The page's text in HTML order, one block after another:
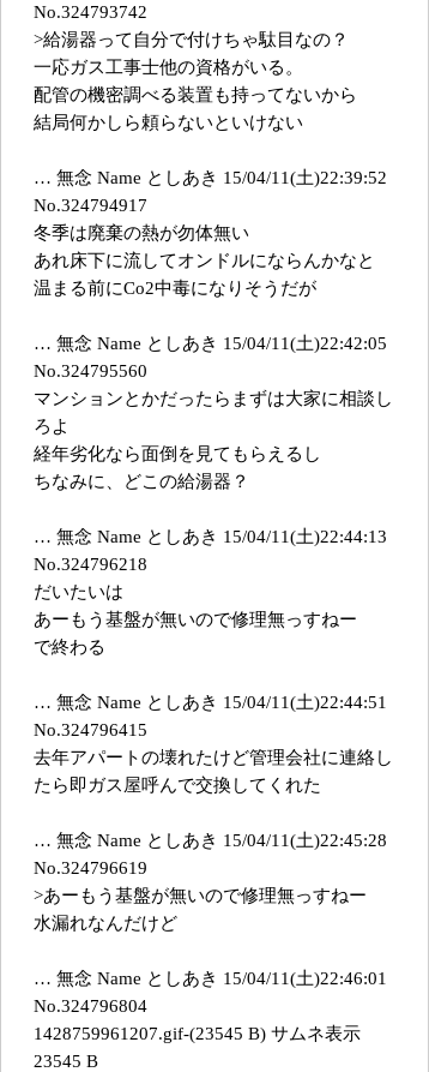
No.324793742
>給湯器って自分で付けちゃ駄目なの？
一応ガス工事士他の資格がいる。
配管の機密調べる装置も持ってないから
結局何かしら頼らないといけない
… 無念 Name としあき 15/04/11(土)22:39:52
No.324794917
冬季は廃棄の熱が勿体無い
あれ床下に流してオンドルにならんかなと
温まる前にCo2中毒になりそうだが
… 無念 Name としあき 15/04/11(土)22:42:05
No.324795560
マンションとかだったらまずは大家に相談し
ろよ
経年劣化なら面倒を見てもらえるし
ちなみに、どこの給湯器？
… 無念 Name としあき 15/04/11(土)22:44:13
No.324796218
だいたいは
あーもう基盤が無いので修理無っすねー
で終わる
… 無念 Name としあき 15/04/11(土)22:44:51
No.324796415
去年アパートの壊れたけど管理会社に連絡し
たら即ガス屋呼んで交換してくれた
… 無念 Name としあき 15/04/11(土)22:45:28
No.324796619
>あーもう基盤が無いので修理無っすねー
水漏れなんだけど
… 無念 Name としあき 15/04/11(土)22:46:01
No.324796804
1428759961207.gif-(23545 B) サムネ表示
23545 B